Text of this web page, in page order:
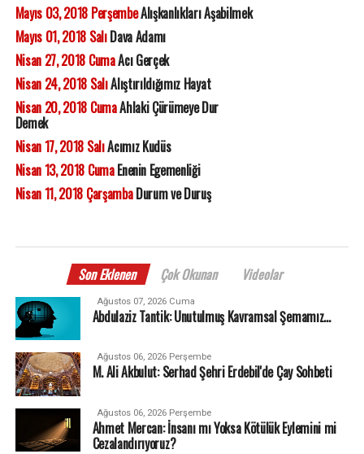
Mayıs 03, 2018 PerşembeAlışkanlıkları Aşabilmek
Mayıs 01, 2018 SalıDava Adamı
Nisan 27, 2018 CumaAcı Gerçek
Nisan 24, 2018 SalıAlıştırıldığımız Hayat
Nisan 20, 2018 CumaAhlaki Çürümeye Dur
Demek
Nisan 17, 2018 SalıAcımız Kudüs
Nisan 13, 2018 CumaEnenin Egemenliği
Nisan 11, 2018 ÇarşambaDurum ve Duruş
Son Eklenen Çok Okunan Videolar
Ağustos 07, 2026 Cuma
Abdulaziz Tantik: Unutulmuş Kavramsal Şemamız…
Ağustos 06, 2026 Perşembe
M. Ali Akbulut: Serhad Şehri Erdebil'de Çay Sohbeti
Ağustos 06, 2026 Perşembe
Ahmet Mercan: İnsanı mı Yoksa Kötülük Eylemini mi
Cezalandırıyoruz?